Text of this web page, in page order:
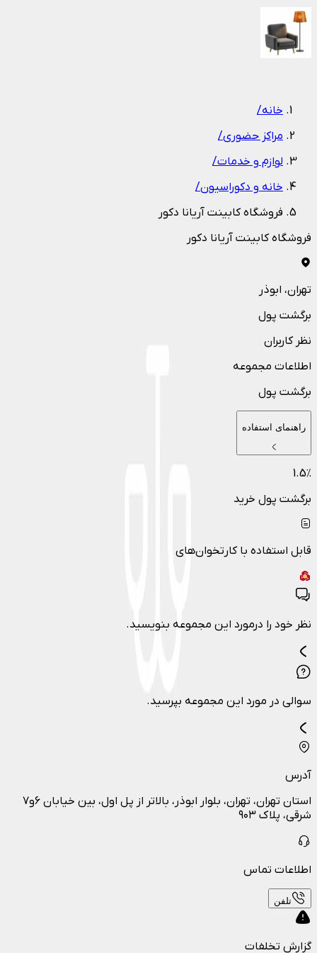
1
خانه/
مراکز حضوری/
لوازم و خدمات/
خانه و دکوراسیون/
فروشگاه کابینت آریانا دکور
فروشگاه کابینت آریانا دکور
تهران، ابوذر
برگشت پول
نظر کاربران
اطلاعات مجموعه
برگشت پول
راهنمای استفاده
1.5٪
برگشت پول خرید
قابل استفاده با کارتخوان‌های
نظر خود را درمورد این مجموعه بنویسید.
سوالی در مورد این مجموعه بپرسید.
آدرس
استان تهران، تهران، بلوار ابوذر، بالاتر از پل اول، بین خیابان ۶و۷
شرقی، پلاک ۹۰۳
اطلاعات تماس
تلفن
گزارش تخلفات